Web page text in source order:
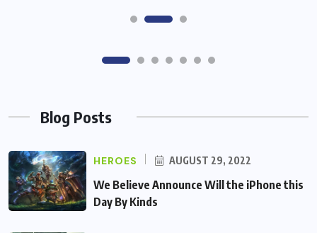
Blog Posts
HEROES AUGUST 29, 2022
We Believe Announce Will the iPhone this
Day By Kinds